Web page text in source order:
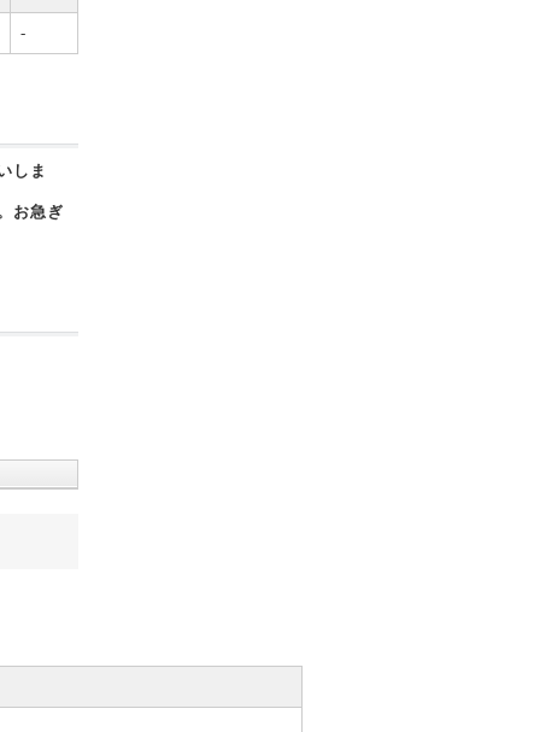
-
しま
お急ぎ